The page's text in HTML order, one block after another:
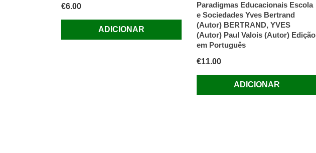
€6.00
ADICIONAR
Paradigmas Educacionais Escola
e Sociedades Yves Bertrand
(Autor) BERTRAND, YVES
(Autor) Paul Valois (Autor) Edição
em Português
€11.00
ADICIONAR